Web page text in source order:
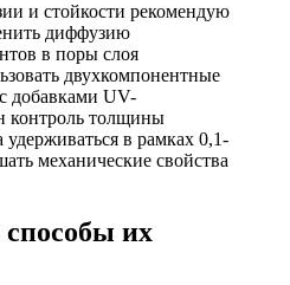
и стойкости рекомендую
диффузию
в поры слоя
двухкомпонентные
добавками UV-
контроль толщины
в рамках 0,1-
механические свойства
их